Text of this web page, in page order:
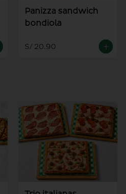
Panizza sandwich
bondiola
S/ 20.90